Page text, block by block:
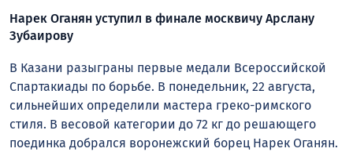
Нарек Оганян уступил в финале москвичу Арслану
Зубаирову
В Казани разыграны первые медали Всероссийской
Спартакиады по борьбе. В понедельник, 22 августа,
сильнейших определили мастера греко-римского
стиля. В весовой категории до 72 кг до решающего
поединка добрался воронежский борец Нарек Оганян.